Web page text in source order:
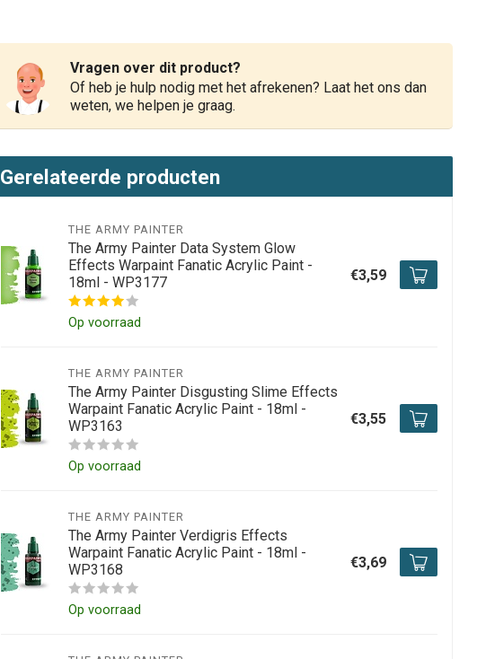
Vragen over dit product?
Of heb je hulp nodig met het afrekenen? Laat het ons dan
weten, we helpen je graag.
Gerelateerde producten
THE ARMY PAINTER
The Army Painter Data System Glow
Effects Warpaint Fanatic Acrylic Paint -
18ml - WP3177
Op voorraad
€3,59
THE ARMY PAINTER
The Army Painter Disgusting Slime Effects
Warpaint Fanatic Acrylic Paint - 18ml -
WP3163
Op voorraad
€3,55
THE ARMY PAINTER
The Army Painter Verdigris Effects
Warpaint Fanatic Acrylic Paint - 18ml -
WP3168
Op voorraad
€3,69